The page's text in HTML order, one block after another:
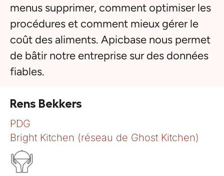
menus supprimer, comment optimiser les
procédures et comment mieux gérer le
coût des aliments. Apicbase nous permet
de bâtir notre entreprise sur des données
fiables.
Rens Bekkers
PDG
Bright Kitchen (réseau de Ghost Kitchen)